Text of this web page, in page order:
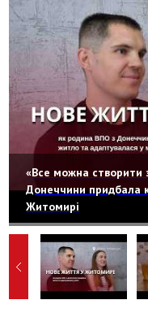
«Все можна створити
Донеччини придбала
Житомирі